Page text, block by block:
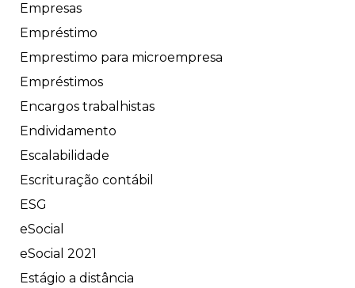
Empresas
Empréstimo
Emprestimo para microempresa
Empréstimos
Encargos trabalhistas
Endividamento
Escalabilidade
Escrituração contábil
ESG
eSocial
eSocial 2021
Estágio a distância